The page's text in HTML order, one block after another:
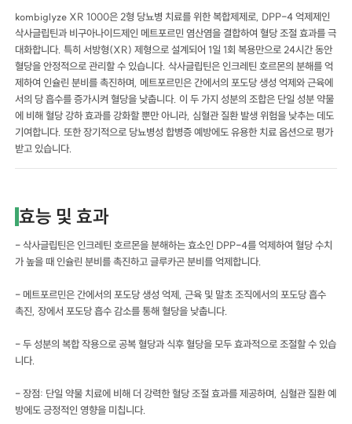
kombiglyze XR 1000은 2형 당뇨병 치료를 위한 복합제제로, DPP-4 억제제인
삭사글립틴과 비구아나이드제인 메트포르민 염산염을 결합하여 혈당 조절 효과를 극
대화합니다. 특히 서방형(XR) 제형으로 설계되어 1일 1회 복용만으로 24시간 동안
혈당을 안정적으로 관리할 수 있습니다. 삭사글립틴은 인크레틴 호르몬의 분해를 억
제하여 인슐린 분비를 촉진하며, 메트포르민은 간에서의 포도당 생성 억제와 근육에
서의 당 흡수를 증가시켜 혈당을 낮춥니다. 이 두 가지 성분의 조합은 단일 성분 약물
에 비해 혈당 강하 효과를 강화할 뿐만 아니라, 심혈관 질환 발생 위험을 낮추는 데도
기여합니다. 또한 장기적으로 당뇨병성 합병증 예방에도 유용한 치료 옵션으로 평가
받고 있습니다.
효능 및 효과
- 삭사글립틴은 인크레틴 호르몬을 분해하는 효소인 DPP-4를 억제하여 혈당 수치
가 높을 때 인슐린 분비를 촉진하고 글루카곤 분비를 억제합니다.
- 메트포르민은 간에서의 포도당 생성 억제, 근육 및 말초 조직에서의 포도당 흡수
촉진, 장에서 포도당 흡수 감소를 통해 혈당을 낮춥니다.
- 두 성분의 복합 작용으로 공복 혈당과 식후 혈당을 모두 효과적으로 조절할 수 있습
니다.
- 장점: 단일 약물 치료에 비해 더 강력한 혈당 조절 효과를 제공하며, 심혈관 질환 예
방에도 긍정적인 영향을 미칩니다.